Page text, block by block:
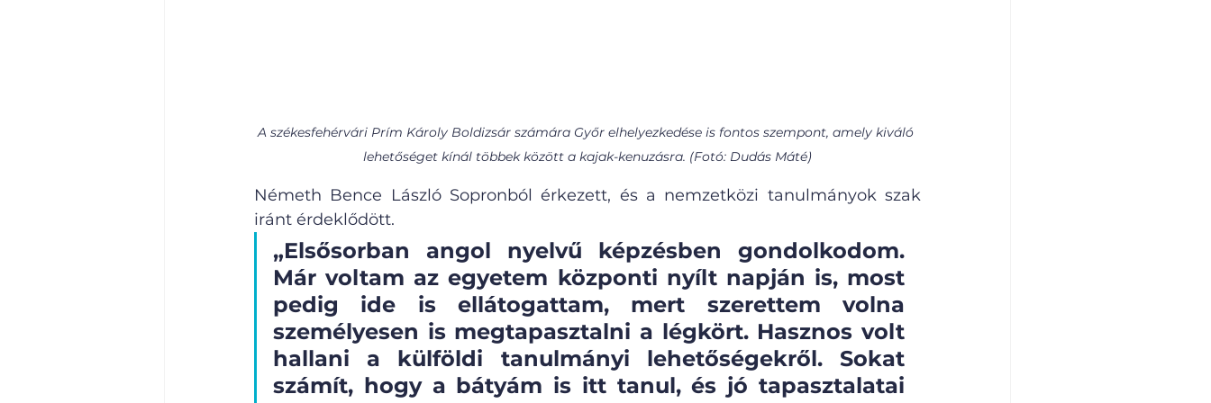
A székesfehérvári Prím Károly Boldizsár számára Győr elhelyezkedése is fontos szempont, amely kiváló
lehetőséget kínál többek között a kajak-kenuzásra. (Fotó: Dudás Máté)
Németh Bence László Sopronból érkezett, és a nemzetközi tanulmányok szak
iránt érdeklődött.
„Elsősorban angol nyelvű képzésben gondolkodom.
Már voltam az egyetem központi nyílt napján is, most
pedig ide is ellátogattam, mert szerettem volna
személyesen is megtapasztalni a légkört. Hasznos volt
hallani a külföldi tanulmányi lehetőségekről. Sokat
számít, hogy a bátyám is itt tanul, és jó tapasztalatai